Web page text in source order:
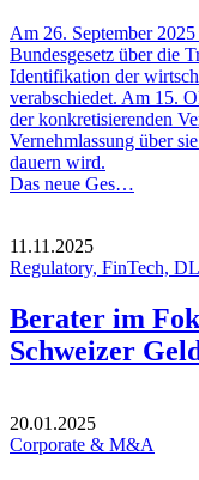
Am 26. September
Bundesgesetz über die
Identifikation der
verabschiedet. Am 15.
der konkretisierenden
Vernehmlassung über
dauern wird.
Das neue Ges…
11.11.2025
Regulatory, FinTech,
Berater im
Schweizer
20.01.2025
Corporate & M&A